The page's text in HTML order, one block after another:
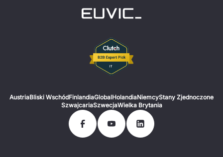
AustriaBliski WschódFinlandiaGlobalHolandiaNiemcyStany Zjednoczone
SzwajcariaSzwecjaWielka Brytania